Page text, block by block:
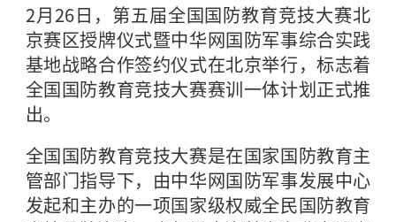
2月26日，第五届全国国防教育竞技大赛北
京赛区授牌仪式暨中华网国防军事综合实践
基地战略合作签约仪式在北京举行，标志着
全国国防教育竞技大赛赛训一体计划正式推
出。
全国国防教育竞技大赛是在国家国防教育主
管部门指导下，由中华网国防军事发展中心
发起和主办的一项国家级权威全民国防教育